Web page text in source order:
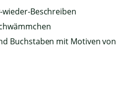
Beschreiben
Buchstaben mit Motiven von